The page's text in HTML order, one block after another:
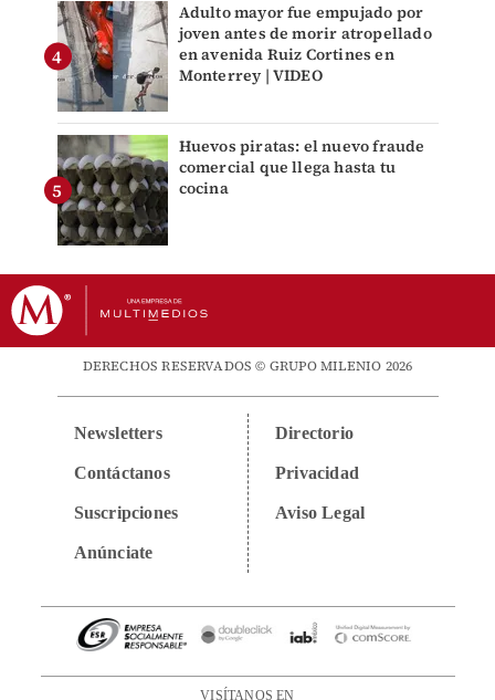
Adulto mayor fue empujado por
joven antes de morir atropellado
en avenida Ruiz Cortines en
Monterrey | VIDEO
Huevos piratas: el nuevo fraude
comercial que llega hasta tu
cocina
DERECHOS RESERVADOS © GRUPO MILENIO 2026
Newsletters
Contáctanos
Suscripciones
Anúnciate
Directorio
Privacidad
Aviso Legal
VISÍTANOS EN